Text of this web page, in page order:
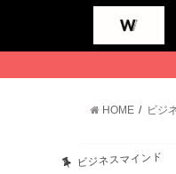
HOME ビジ
ビジネスマインド